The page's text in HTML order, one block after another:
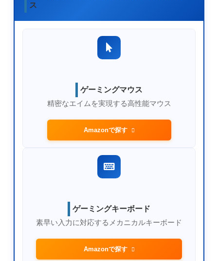
ス
ゲーミングマウス
精密なエイムを実現する高性能マウス
Amazonで探す
ゲーミングキーボード
素早い入力に対応するメカニカルキーボード
Amazonで探す